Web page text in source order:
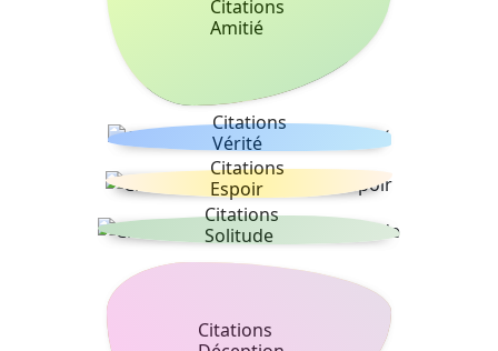
Citations
Amitié
Citations
Vérité
Citations
Espoir
Citations
Solitude
Citations